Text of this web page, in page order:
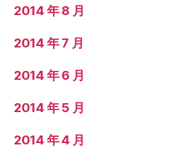
2014 年 8 月
2014 年 7 月
2014 年 6 月
2014 年 5 月
2014 年 4 月